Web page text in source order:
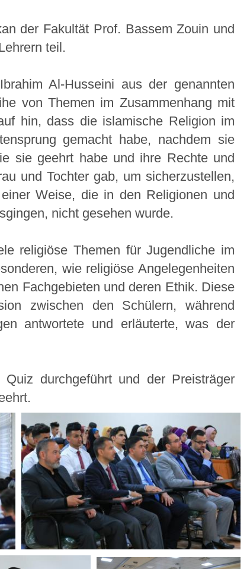
der Fakultät Prof. Bassem Zouin und
teil.
Al-Husseini aus der genannten
von Themen im Zusammenhang mit
hin, dass die islamische Religion im
gemacht habe, nachdem sie
sie geehrt habe und ihre Rechte und
und Tochter gab, um sicherzustellen,
Weise, die in den Religionen und
nicht gesehen wurde.
religiöse Themen für Jugendliche im
wie religiöse Angelegenheiten
Fachgebieten und deren Ethik. Diese
zwischen den Schülern, während
antwortete und erläuterte, was der
durchgeführt und der Preisträger